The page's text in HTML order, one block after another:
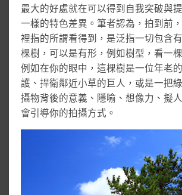
最大的好處就在可以得到自我突破與
一樣的特色差異。筆者認為，拍到前
裡指的所謂看得到，是泛指一切包含
棵樹，可以是有形，例如樹型，看一
例如在你的眼中，這棵樹是一位年老
護、捍衛鄰近小草的巨人，或是一把
攝物背後的意義、隱喻、想像力、擬
會引導你的拍攝方式。